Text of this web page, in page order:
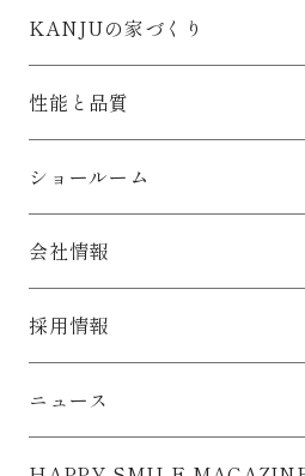
1.お客様情報の利用目的について
住所等によりお客様個人を識別できる
供や販売活動をおこなうために利用
2) 関西住宅販売からの下記事業に関
等）をおこなうために利用いたしま
（ア） 住宅等（戸建住宅、集合住宅）
（イ） 住宅等の企画・設計・調査
（ウ） 住宅等用部資材の供給
（エ） 住宅等のローン、保険
（オ） 住宅等のアフターサービス、リ
（カ） 不動産の売買およびその代理
いたします。
4) 1)～2)に係る各種セミナー・イベ
KANJUの家づくり
性能と品質
ショールーム
会社情報
採用情報
ニュース